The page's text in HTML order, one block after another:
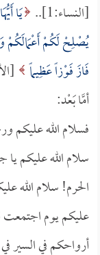
[النساء:1]..
يَا
يُصْلِحْ لَكُمْ أَعْمَالَكُمْ
فَازَ فَوْزاً عَظِيماً
أمَّا بَعْد:
فسلام الله عليكم
سلام الله عليكم
الحرم! سلام الله
عليكم يوم اجتمعت
أرواحكم في السير